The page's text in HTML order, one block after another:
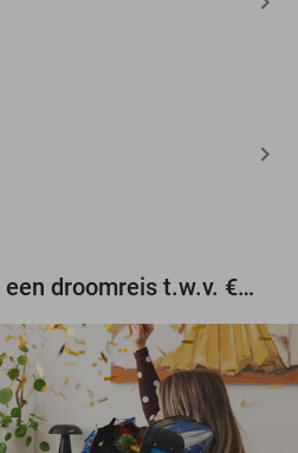
Maak gratis kans op een droomreis t.w.v. €3.000!